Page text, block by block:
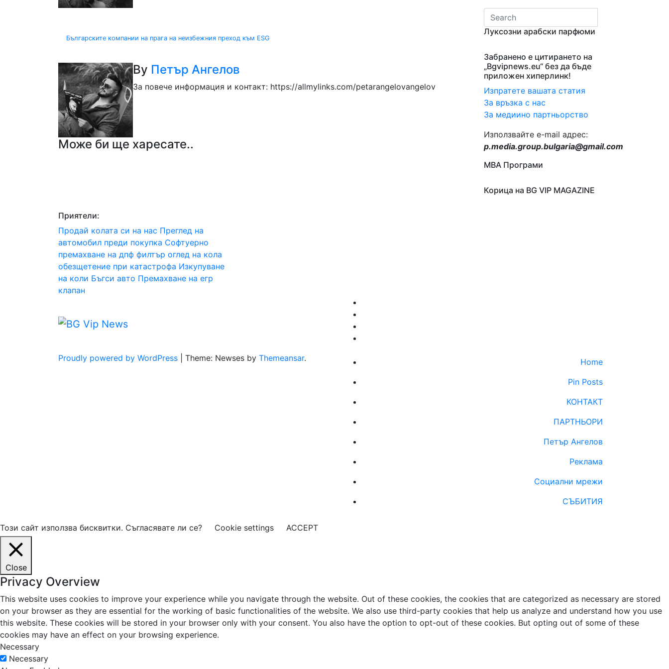
Навигация
Българските компании на прага на неизбежния преход към ESG
By Петър Ангелов
За повече информация и контакт: https://allmylinks.com/petarangelovangelov
Може би ще харесате..
Луксозни арабски парфюми
Забранено е цитирането на
„Bgvipnews.eu“ без да бъде
приложен хиперлинк!
Изпратете вашата статия
За връзка с нас
За медиино партньорство
Използвайте e-mail адрес:
p.media.group.bulgaria@gmail.com
МВА Програми
Корица на BG VIP MAGAZINE
Приятели:
Продай колата си на нас Преглед на
автомобил преди покупка Софтуерно
премахване на дпф филтър оглед на кола
обезщетение при катастрофа Изкупуване
на коли Бъгси авто Премахване на егр
клапан
Proudly powered by WordPress Theme: Newses by Themeansar.
Home
Pin Posts
КОНТАКТ
ПАРТНЬОРИ
Петър Ангелов
Реклама
Социални мрежи
СЪБИТИЯ
Този сайт използва бисквитки. Съгласявате ли се? Cookie settings ACCEPT
Close
Privacy Overview
This website uses cookies to improve your experience while you navigate through the website. Out of these cookies, the cookies that are categorized as necessary are stored
on your browser as they are essential for the working of basic functionalities of the website. We also use third-party cookies that help us analyze and understand how you use
this website. These cookies will be stored in your browser only with your consent. You also have the option to opt-out of these cookies. But opting out of some of these
cookies may have an effect on your browsing experience.
Necessary
Necessary